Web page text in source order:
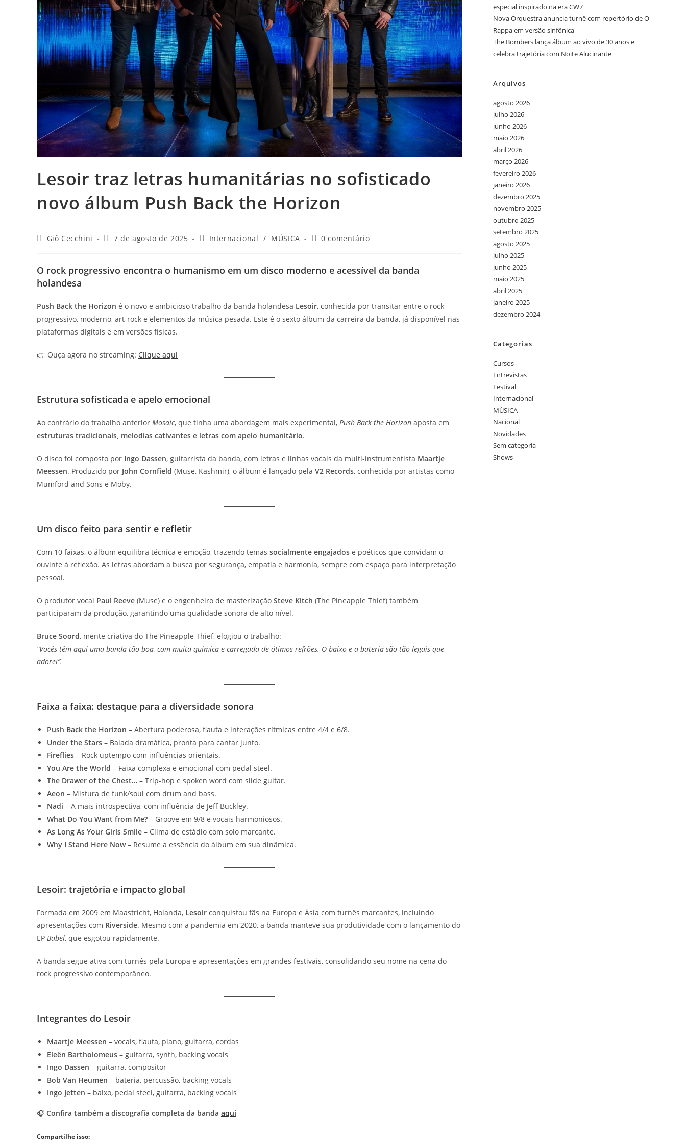
Lesoir traz letras humanitárias no sofisticado
novo álbum Push Back the Horizon
AutorGiô Cecchini
Post7 de agosto de 2025
Categoria
Internacional / MÚSICA
Comentários
0 comentário
O rock progressivo encontra o humanismo em um disco moderno e acessível da banda
holandesa
Push Back the Horizon é o novo e ambicioso trabalho da banda holandesa Lesoir, conhecida por transitar entre o rock
progressivo, moderno, art-rock e elementos da música pesada. Este é o sexto álbum da carreira da banda, já disponível nas
plataformas digitais e em versões físicas.
👉 Ouça agora no streaming: Clique aqui
Estrutura sofisticada e apelo emocional
Ao contrário do trabalho anterior Mosaic, que tinha uma abordagem mais experimental, Push Back the Horizon aposta em
estruturas tradicionais, melodias cativantes e letras com apelo humanitário.
O disco foi composto por Ingo Dassen, guitarrista da banda, com letras e linhas vocais da multi-instrumentista Maartje
Meessen. Produzido por John Cornfield (Muse, Kashmir), o álbum é lançado pela V2 Records, conhecida por artistas como
Mumford and Sons e Moby.
Um disco feito para sentir e refletir
Com 10 faixas, o álbum equilibra técnica e emoção, trazendo temas socialmente engajados e poéticos que convidam o
ouvinte à reflexão. As letras abordam a busca por segurança, empatia e harmonia, sempre com espaço para interpretação
pessoal.
O produtor vocal Paul Reeve (Muse) e o engenheiro de masterização Steve Kitch (The Pineapple Thief) também
participaram da produção, garantindo uma qualidade sonora de alto nível.
Bruce Soord, mente criativa do The Pineapple Thief, elogiou o trabalho:
“Vocês têm aqui uma banda tão boa, com muita química e carregada de ótimos refrões. O baixo e a bateria são tão legais que
adorei”.
Faixa a faixa: destaque para a diversidade sonora
Push Back the Horizon – Abertura poderosa, flauta e interações rítmicas entre 4/4 e 6/8.
Under the Stars – Balada dramática, pronta para cantar junto.
Fireflies – Rock uptempo com influências orientais.
You Are the World – Faixa complexa e emocional com pedal steel.
The Drawer of the Chest… – Trip-hop e spoken word com slide guitar.
Aeon – Mistura de funk/soul com drum and bass.
Nadi – A mais introspectiva, com influência de Jeff Buckley.
What Do You Want from Me? – Groove em 9/8 e vocais harmoniosos.
As Long As Your Girls Smile – Clima de estádio com solo marcante.
Why I Stand Here Now– Resume a essência do álbum em sua dinâmica.
Lesoir: trajetória e impacto global
Formada em 2009 em Maastricht, Holanda, Lesoir conquistou fãs na Europa e Ásia com turnês marcantes, incluindo
apresentações com Riverside. Mesmo com a pandemia em 2020, a banda manteve sua produtividade com o lançamento do
EP Babel, que esgotou rapidamente.
A banda segue ativa com turnês pela Europa e apresentações em grandes festivais, consolidando seu nome na cena do
rock progressivo contemporâneo.
Integrantes do Lesoir
Maartje Meessen – vocais, flauta, piano, guitarra, cordas
Eleën Bartholomeus – guitarra, synth, backing vocals
Ingo Dassen – guitarra, compositor
Bob Van Heumen – bateria, percussão, backing vocals
Ingo Jetten – baixo, pedal steel, guitarra, backing vocals
🎧 Confira também a discografia completa da banda aqui
Compartilhe isso:
especial inspirado na era CW7
Nova Orquestra anuncia turnê com repertório de O
Rappa em versão sinfônica
The Bombers lança álbum ao vivo de 30 anos e
celebra trajetória com Noite Alucinante
Arquivos
agosto 2026
julho 2026
junho 2026
maio 2026
abril 2026
março 2026
fevereiro 2026
janeiro 2026
dezembro 2025
novembro 2025
outubro 2025
setembro 2025
agosto 2025
julho 2025
junho 2025
maio 2025
abril 2025
janeiro 2025
dezembro 2024
Categorias
Cursos
Entrevistas
Festival
Internacional
MÚSICA
Nacional
Novidades
Sem categoria
Shows